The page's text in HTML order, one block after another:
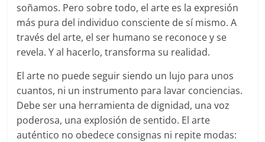
soñamos. Pero sobre todo, el arte es la expresión
más pura del individuo consciente de sí mismo. A
través del arte, el ser humano se reconoce y se
revela. Y al hacerlo, transforma su realidad.
El arte no puede seguir siendo un lujo para unos
cuantos, ni un instrumento para lavar conciencias.
Debe ser una herramienta de dignidad, una voz
poderosa, una explosión de sentido. El arte
auténtico no obedece consignas ni repite modas: